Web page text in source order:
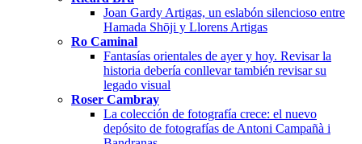
Joan Gardy Artigas, un eslabón silencioso entre
Hamada Shōji y Llorens Artigas
Ro Caminal
Fantasías orientales de ayer y hoy. Revisar la
historia debería conllevar también revisar su
legado visual
Roser Cambray
La colección de fotografía crece: el nuevo
depósito de fotografías de Antoni Campañà i